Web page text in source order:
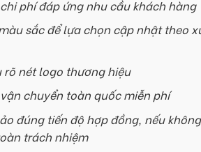
phí đáp ứng nhu cầu khách hàng
sắc để lựa chọn cập nhật theo
rõ nét logo thương hiệu
chuyển toàn quốc miễn phí
đúng tiến độ hợp đồng, nếu
trách nhiệm